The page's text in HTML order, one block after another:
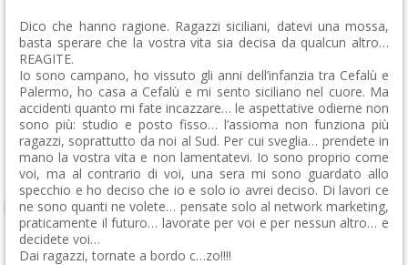
Dico che hanno ragione. Ragazzi siciliani, datevi una mossa,
basta sperare che la vostra vita sia decisa da qualcun altro…
REAGITE.
Io sono campano, ho vissuto gli anni dell’infanzia tra Cefalù e
Palermo, ho casa a Cefalù e mi sento siciliano nel cuore. Ma
accidenti quanto mi fate incazzare… le aspettative odierne non
sono più: studio e posto fisso… l’assioma non funziona più
ragazzi, soprattutto da noi al Sud. Per cui sveglia… prendete in
mano la vostra vita e non lamentatevi. Io sono proprio come
voi, ma al contrario di voi, una sera mi sono guardato allo
specchio e ho deciso che io e solo io avrei deciso. Di lavori ce
ne sono quanti ne volete… pensate solo al network marketing,
praticamente il futuro… lavorate per voi e per nessun altro… e
decidete voi…
Dai ragazzi, tornate a bordo c…zo!!!!